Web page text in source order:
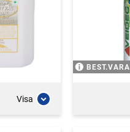
Visa
BEST.VARA